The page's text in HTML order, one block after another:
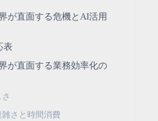
が直面する危機とAI活用
表
が直面する業務効率化の
さと時間消費